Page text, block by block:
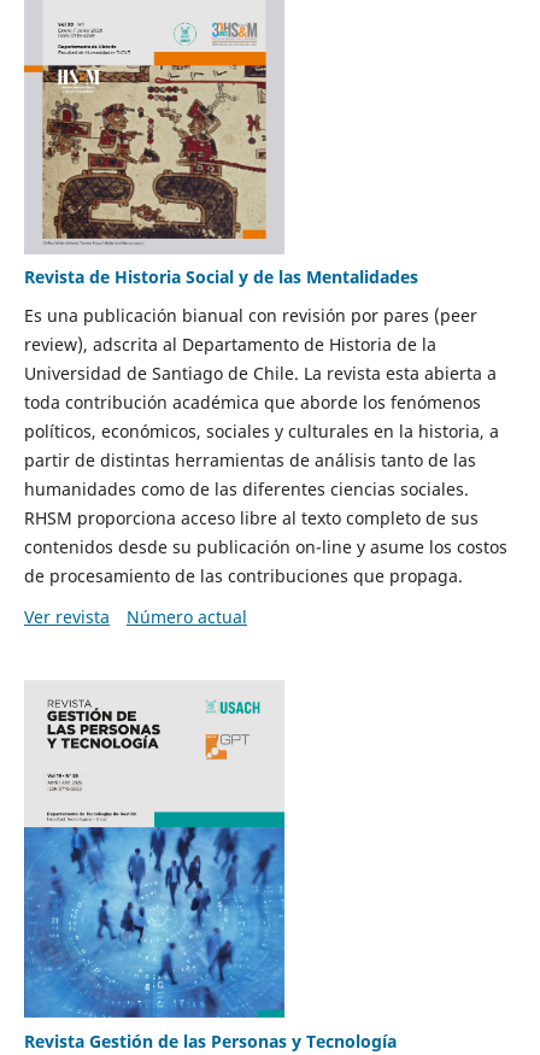
Revista de Historia Social y de las Mentalidades
Es una publicación bianual con revisión por pares (peer
review), adscrita al Departamento de Historia de la
Universidad de Santiago de Chile. La revista esta abierta a
toda contribución académica que aborde los fenómenos
políticos, económicos, sociales y culturales en la historia, a
partir de distintas herramientas de análisis tanto de las
humanidades como de las diferentes ciencias sociales.
RHSM proporciona acceso libre al texto completo de sus
contenidos desde su publicación on-line y asume los costos
de procesamiento de las contribuciones que propaga.
Ver revista
Número actual
Revista Gestión de las Personas y Tecnología